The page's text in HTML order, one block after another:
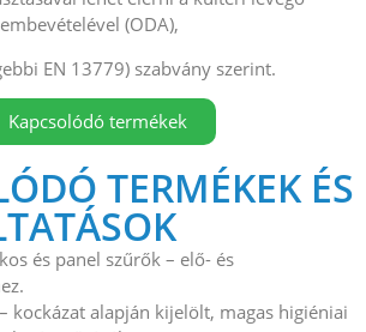
(ODA),
EN 13779) szabvány szerint.
Kapcsolódó termékek
TERMÉKEK ÉS
és panel szűrők – elő- és
kockázat alapján kijelölt, magas higiéniai